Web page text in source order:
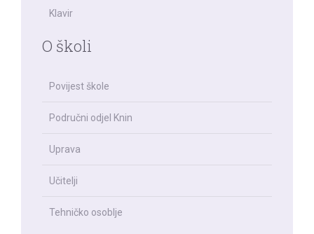
Klavir
O školi
Povijest škole
Područni odjel Knin
Uprava
Učitelji
Tehničko osoblje